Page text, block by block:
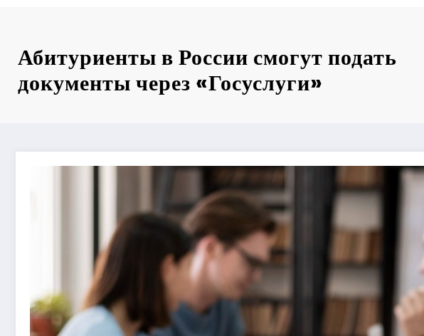
Абитуриенты в России смогут подать
документы через «Госуслуги»